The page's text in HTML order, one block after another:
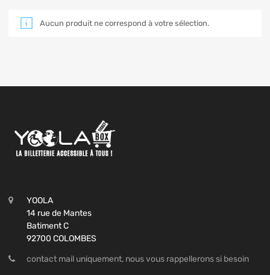
Aucun produit ne correspond à votre sélection.
YOOLA
14 rue de Mantes
Batiment C
92700 COLOMBES
contact mail uniquement, nous vous rappellerons si besoin